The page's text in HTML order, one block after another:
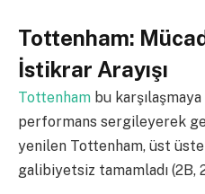
Tottenham:
İstikrar Arayışı
Tottenham bu
performans sergileyerek
yenilen Tottenham, üst üste
galibiyetsiz tamamladı (2B,